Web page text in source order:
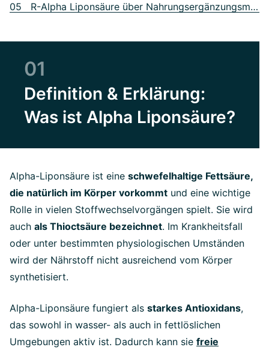
05 R-Alpha Liponsäure über Nahrungsergänzungsmittel einnehmen
01
Definition & Erklärung:
Was ist Alpha Liponsäure?
Alpha-Liponsäure ist eine schwefelhaltige Fettsäure,
die natürlich im Körper vorkommt und eine wichtige
Rolle in vielen Stoffwechselvorgängen spielt. Sie wird
auch als Thioctsäure bezeichnet. Im Krankheitsfall
oder unter bestimmten physiologischen Umständen
wird der Nährstoff nicht ausreichend vom Körper
synthetisiert.
Alpha-Liponsäure fungiert als starkes Antioxidans,
das sowohl in wasser- als auch in fettlöslichen
Umgebungen aktiv ist. Dadurch kann sie freie